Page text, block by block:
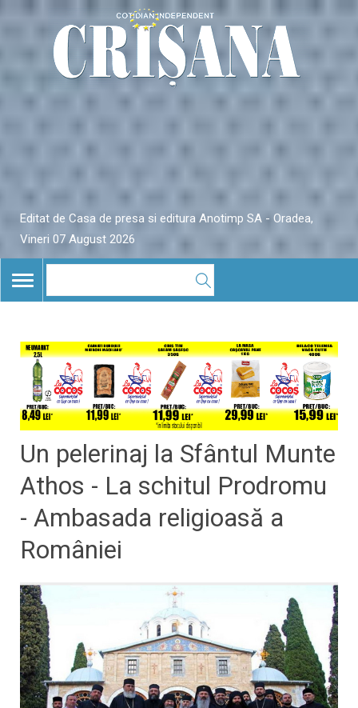
Editat de Casa de presa si editura Anotimp SA - Oradea,
Vineri 07 August 2026
TOGGLE
NAVIGATION
Un pelerinaj la Sfântul Munte
Athos - La schitul Prodromu
- Ambasada religioasă a
României